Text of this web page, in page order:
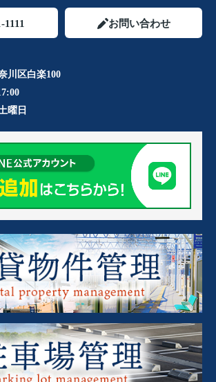
1111 お問い合わせ
川区白楽100
曜日